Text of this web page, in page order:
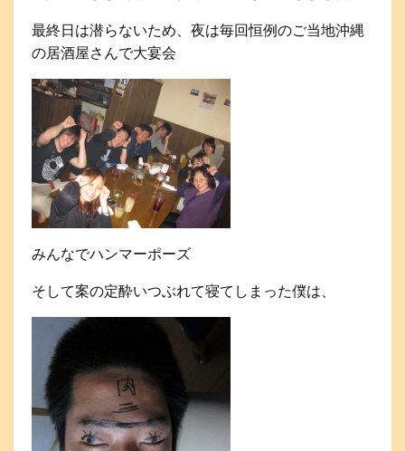
最終日は潜らないため、夜は毎回恒例のご当地沖縄
の居酒屋さんで大宴会
みんなでハンマーポーズ
そして案の定酔いつぶれて寝てしまった僕は、